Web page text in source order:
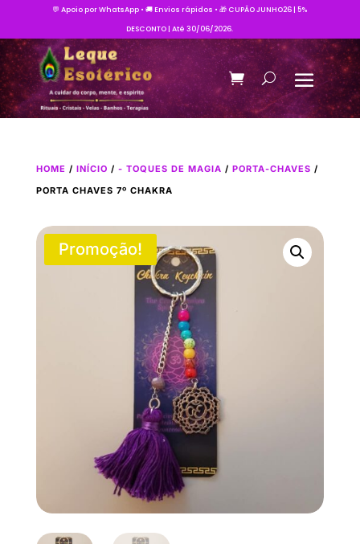
💬 Apoio por WhatsApp • 🚚 Envios rápidos • 🎁 CUPÃO JUNHO26 | 5%
DESCONTO | Até 30/06/2026.
HOME / INÍCIO / - TOQUES DE MAGIA / PORTA-CHAVES /
PORTA CHAVES 7º CHAKRA
Promoção!